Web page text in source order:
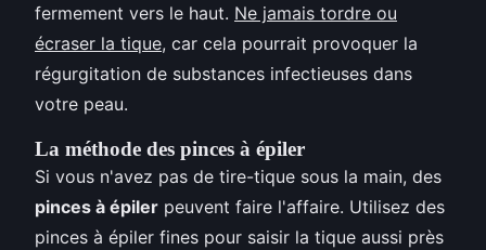
fermement vers le haut. Ne jamais tordre ou
écraser la tique, car cela pourrait provoquer la
régurgitation de substances infectieuses dans
votre peau.
La méthode des pinces à épiler
Si vous n'avez pas de tire-tique sous la main, des
pinces à épiler peuvent faire l'affaire. Utilisez des
pinces à épiler fines pour saisir la tique aussi près